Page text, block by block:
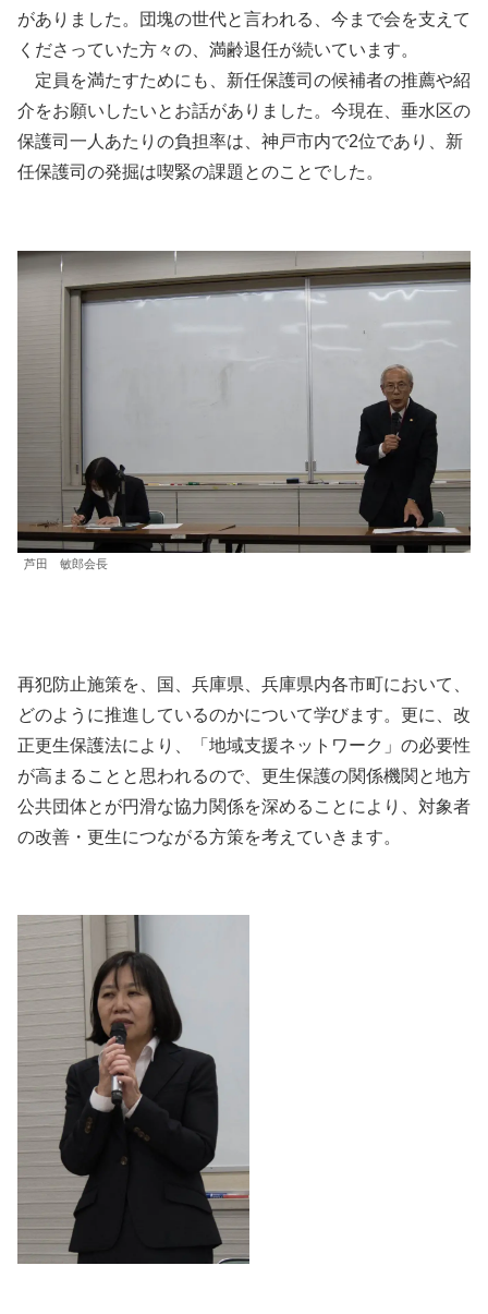
がありました。団塊の世代と言われる、今まで会を支えて
くださっていた方々の、満齢退任が続いています。
定員を満たすためにも、新任保護司の候補者の推薦や紹
介をお願いしたいとお話がありました。今現在、垂水区の
保護司一人あたりの負担率は、神戸市内で2位であり、新
任保護司の発掘は喫緊の課題とのことでした。
芦田 敏郎会長
再犯防止施策を、国、兵庫県、兵庫県内各市町において、
どのように推進しているのかについて学びます。更に、改
正更生保護法により、「地域支援ネットワーク」の必要性
が高まることと思われるので、更生保護の関係機関と地方
公共団体とが円滑な協力関係を深めることにより、対象者
の改善・更生につながる方策を考えていきます。